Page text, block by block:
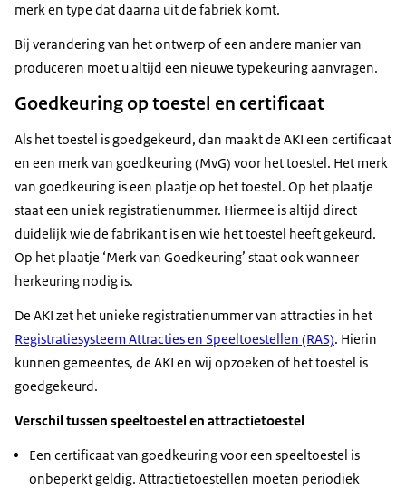
merk en type dat daarna uit de fabriek komt.
Bij verandering van het ontwerp of een andere manier van
produceren moet u altijd een nieuwe typekeuring aanvragen.
Goedkeuring op toestel en certificaat
Als het toestel is goedgekeurd, dan maakt de AKI een certificaat
en een merk van goedkeuring (MvG) voor het toestel. Het merk
van goedkeuring is een plaatje op het toestel. Op het plaatje
staat een uniek registratienummer. Hiermee is altijd direct
duidelijk wie de fabrikant is en wie het toestel heeft gekeurd.
Op het plaatje ‘Merk van Goedkeuring’ staat ook wanneer
herkeuring nodig is.
De AKI zet het unieke registratienummer van attracties in het
Registratiesysteem Attracties en Speeltoestellen (RAS). Hierin
kunnen gemeentes, de AKI en wij opzoeken of het toestel is
goedgekeurd.
Verschil tussen speeltoestel en attractietoestel
Een certificaat van goedkeuring voor een speeltoestel is
onbeperkt geldig. Attractietoestellen moeten periodiek